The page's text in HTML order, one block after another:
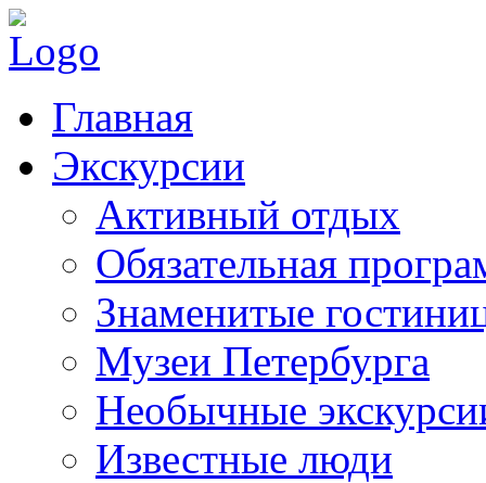
Главная
Экскурсии
Активный отдых
Обязательная
Знаменитые
Музеи Петербурга
Необычные
Известные люди